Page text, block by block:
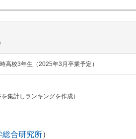
高校3年生（2025年3月卒業予定）
集計しランキングを作成）
総合研究所）